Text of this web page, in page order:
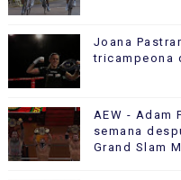
Joana
tricampeona
AEW - Adam
semana
Grand Slam